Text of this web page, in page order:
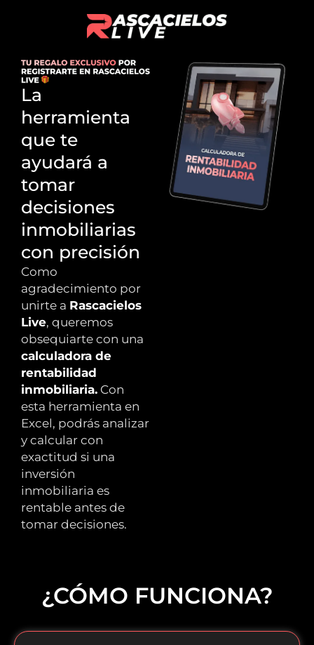
La
herramienta
que te
ayudará a
tomar
decisiones
inmobiliarias
con precisión
Como
agradecimiento por
unirte a Rascacielos
Live, queremos
obsequiarte con una
calculadora de
rentabilidad
inmobiliaria. Con
esta herramienta en
Excel, podrás analizar
y calcular con
exactitud si una
inversión
inmobiliaria es
rentable antes de
tomar decisiones.
¿CÓMO FUNCIONA?